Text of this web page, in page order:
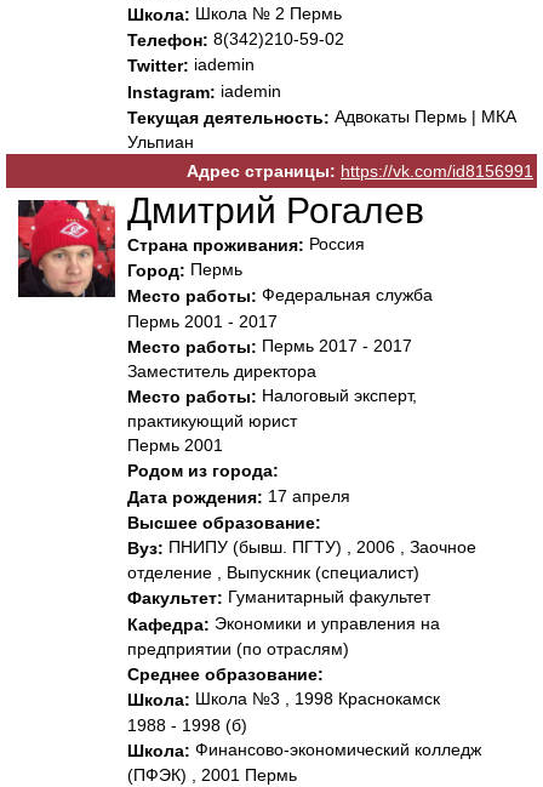
Школа: Школа № 2 Пермь
Телефон: 8(342)210-59-02
Twitter: iademin
Instagram: iademin
Текущая деятельность: Адвокаты Пермь | МКА
Ульпиан
Адрес страницы: https://vk.com/id8156991
Дмитрий Рогалев
Страна проживания: Россия
Город: Пермь
Место работы: Федеральная служба
Пермь 2001 - 2017
Место работы: Пермь 2017 - 2017
Заместитель директора
Место работы: Налоговый эксперт,
практикующий юрист
Пермь 2001
Родом из города:
Дата рождения: 17 апреля
Высшее образование:
Вуз: ПНИПУ (бывш. ПГТУ) , 2006 , Заочное
отделение , Выпускник (специалист)
Факультет: Гуманитарный факультет
Кафедра: Экономики и управления на
предприятии (по отраслям)
Среднее образование:
Школа: Школа №3 , 1998 Краснокамск
1988 - 1998 (б)
Школа: Финансово-экономический колледж
(ПФЭК) , 2001 Пермь